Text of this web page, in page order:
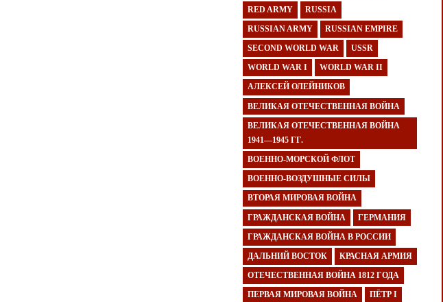
RED ARMY RUSSIA
RUSSIAN ARMY RUSSIAN EMPIRE
SECOND WORLD WAR USSR
WORLD WAR I WORLD WAR II
АЛЕКСЕЙ ОЛЕЙНИКОВ
ВЕЛИКАЯ ОТЕЧЕСТВЕННАЯ ВОЙНА
ВЕЛИКАЯ ОТЕЧЕСТВЕННАЯ ВОЙНА
1941—1945 ГГ.
ВОЕННО-МОРСКОЙ ФЛОТ
ВОЕННО-ВОЗДУШНЫЕ СИЛЫ
ВТОРАЯ МИРОВАЯ ВОЙНА
ГРАЖДАНСКАЯ ВОЙНА ГЕРМАНИЯ
ГРАЖДАНСКАЯ ВОЙНА В РОССИИ
ДАЛЬНИЙ ВОСТОК КРАСНАЯ АРМИЯ
ОТЕЧЕСТВЕННАЯ ВОЙНА 1812 ГОДА
ПЕРВАЯ МИРОВАЯ ВОЙНА ПЁТР I